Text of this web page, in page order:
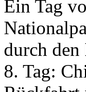
Ein Tag
durch den
8. Tag: